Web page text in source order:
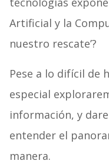
Artificial y la
nuestro rescate’?
Pese a lo difícil de
especial
información, y
entender el
manera.